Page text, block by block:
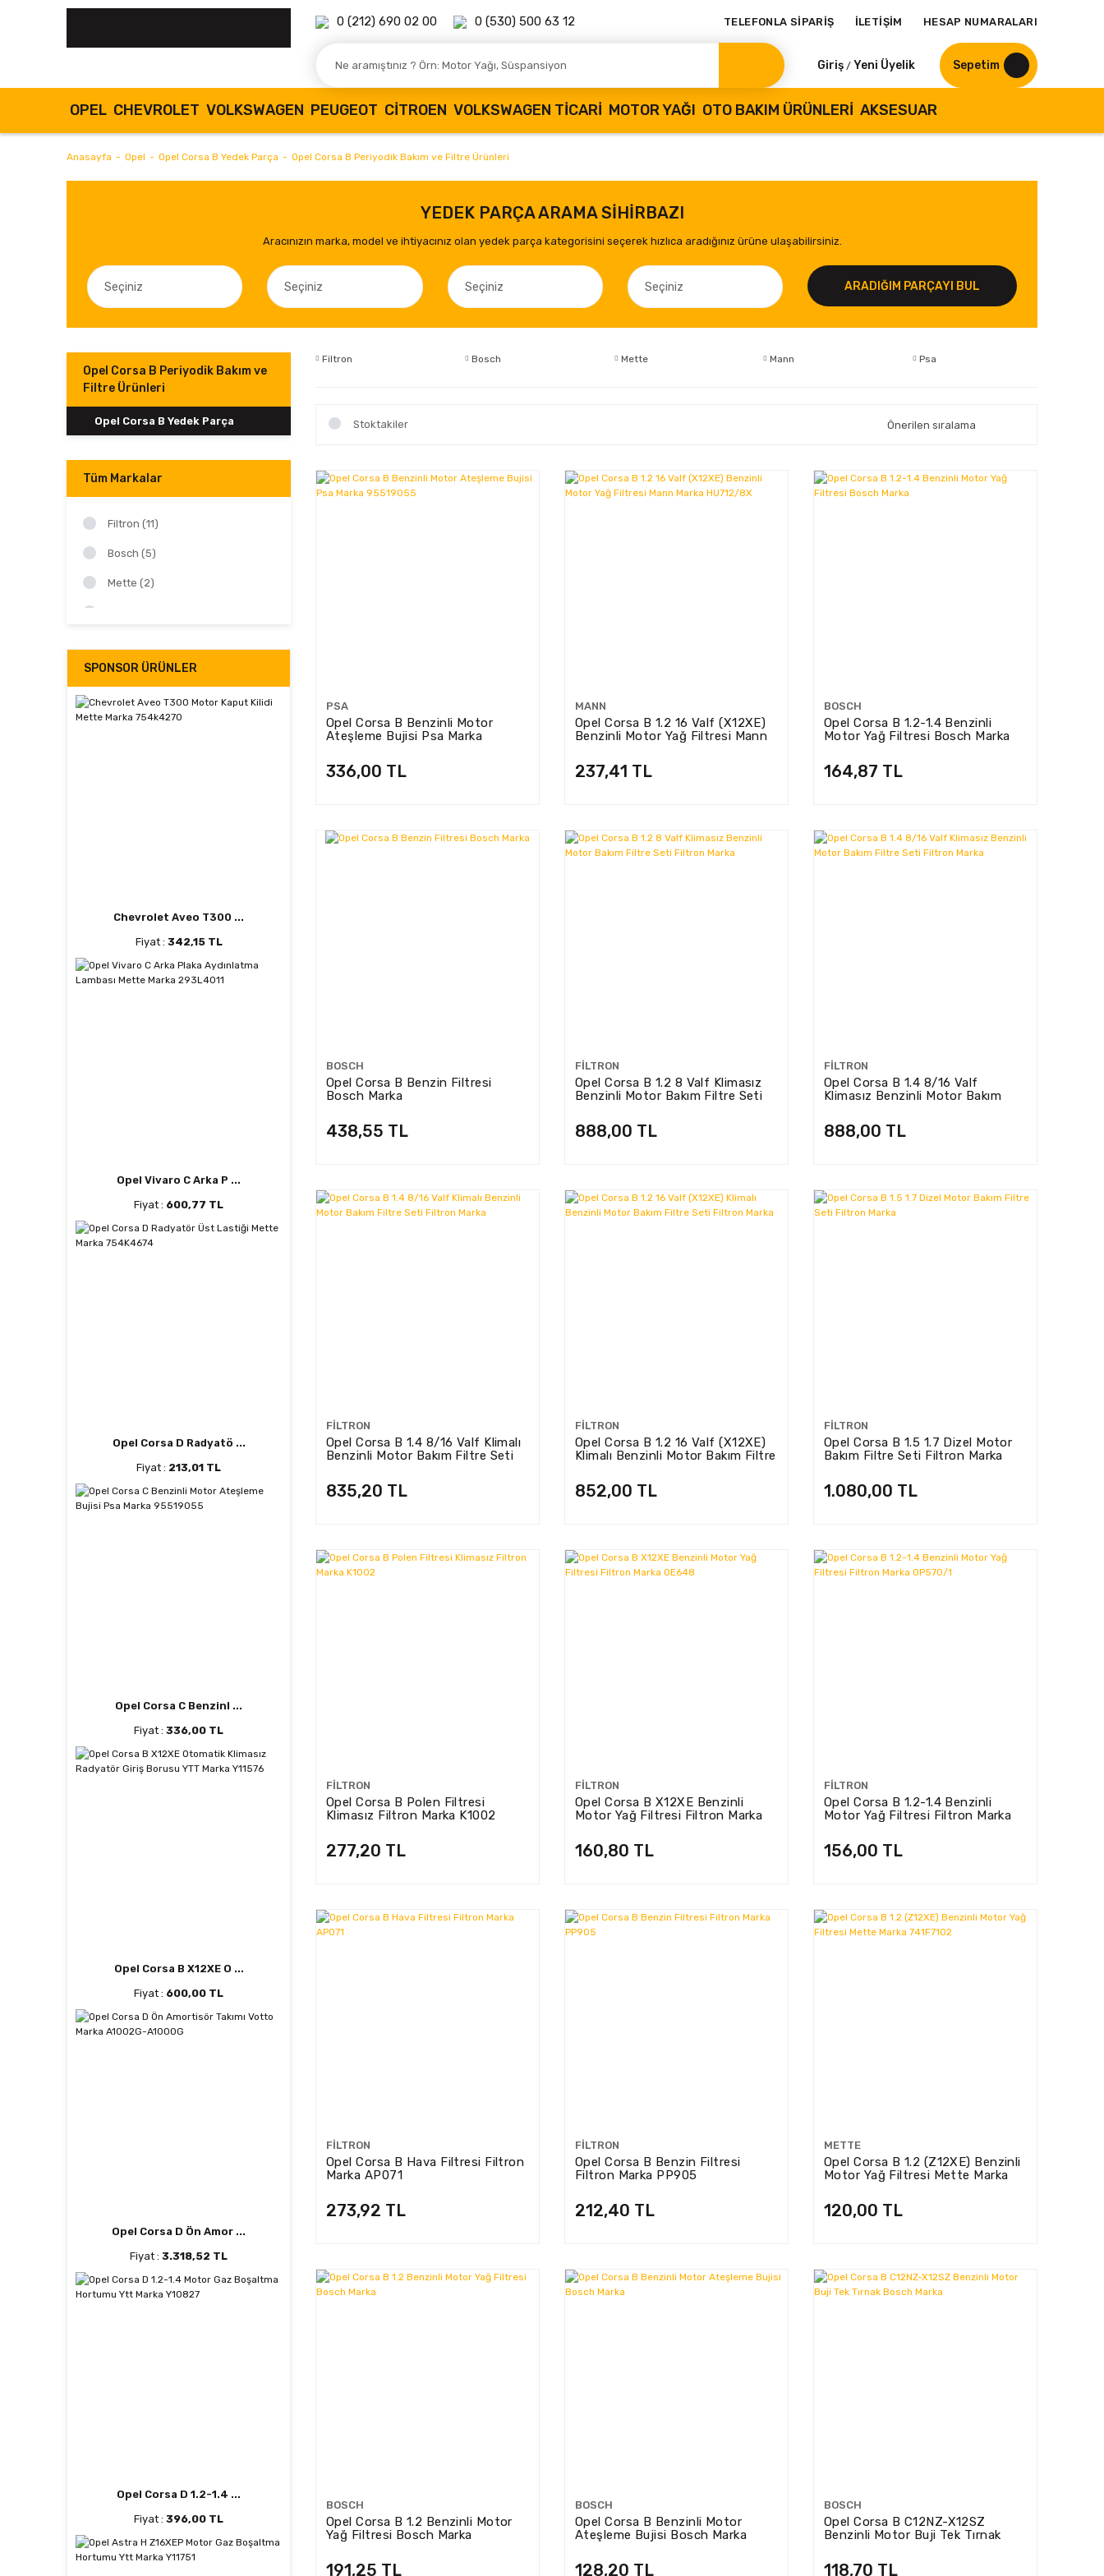
0 (212) 690 02 00 0 (530) 500 63 12 TELEFONLA SİPARİŞ İLETİŞİM HESAP NUMARALARI
Giriş / Yeni Üyelik Sepetim
OPEL CHEVROLET VOLKSWAGEN PEUGEOT CITROEN VOLKSWAGEN TICARI MOTOR YAĞI OTO BAKIM ÜRÜNLERI AKSESUAR
Anasayfa Opel Opel Corsa B Yedek Parça Opel Corsa B Periyodik Bakım ve Filtre Ürünleri
YEDEK PARÇA ARAMA SİHİRBAZI
Aracınızın marka, model ve ihtiyacınız olan yedek parça kategorisini seçerek hızlıca aradığınız ürüne ulaşabilirsiniz.
ARADIĞIM PARÇAYI BUL
Opel Corsa B Periyodik Bakım ve
Filtre Ürünleri
Opel Corsa B Yedek Parça
Tüm Markalar
Filtron (11)
Bosch (5)
Mette (2)
SPONSOR ÜRÜNLER
Chevrolet Aveo T300 ...
Fiyat : 342,15 TL
Opel Vivaro C Arka P ...
Fiyat : 600,77 TL
Opel Corsa D Radyatö ...
Fiyat : 213,01 TL
Opel Corsa C Benzinl ...
Fiyat : 336,00 TL
Opel Corsa B X12XE O ...
Fiyat : 600,00 TL
Opel Corsa D Ön Amor ...
Fiyat : 3.318,52 TL
Opel Corsa D 1.2-1.4 ...
Fiyat : 396,00 TL
Filtron Bosch Mette Mann Psa
Stoktakiler
PSA
Opel Corsa B Benzinli Motor
Ateşleme Bujisi Psa Marka
336,00 TL
MANN
Opel Corsa B 1.2 16 Valf (X12XE)
Benzinli Motor Yağ Filtresi Mann
237,41 TL
BOSCH
Opel Corsa B 1.2-1.4 Benzinli
Motor Yağ Filtresi Bosch Marka
164,87 TL
BOSCH
Opel Corsa B Benzin Filtresi
Bosch Marka
438,55 TL
FILTRON
Opel Corsa B 1.2 8 Valf Klimasız
Benzinli Motor Bakım Filtre Seti
888,00 TL
FILTRON
Opel Corsa B 1.4 8/16 Valf
Klimasız Benzinli Motor Bakım
888,00 TL
FILTRON
Opel Corsa B 1.4 8/16 Valf Klimalı
Benzinli Motor Bakım Filtre Seti
835,20 TL
FILTRON
Opel Corsa B 1.2 16 Valf (X12XE)
Klimalı Benzinli Motor Bakım Filtre
852,00 TL
FILTRON
Opel Corsa B 1.5 1.7 Dizel Motor
Bakım Filtre Seti Filtron Marka
1.080,00 TL
FILTRON
Opel Corsa B Polen Filtresi
Klimasız Filtron Marka K1002
277,20 TL
FILTRON
Opel Corsa B X12XE Benzinli
Motor Yağ Filtresi Filtron Marka
160,80 TL
FILTRON
Opel Corsa B 1.2-1.4 Benzinli
Motor Yağ Filtresi Filtron Marka
156,00 TL
FILTRON
Opel Corsa B Hava Filtresi Filtron
Marka AP071
273,92 TL
FILTRON
Opel Corsa B Benzin Filtresi
Filtron Marka PP905
212,40 TL
METTE
Opel Corsa B 1.2 (Z12XE) Benzinli
Motor Yağ Filtresi Mette Marka
120,00 TL
BOSCH
Opel Corsa B 1.2 Benzinli Motor
Yağ Filtresi Bosch Marka
191,25 TL
BOSCH
Opel Corsa B Benzinli Motor
Ateşleme Bujisi Bosch Marka
128,20 TL
BOSCH
Opel Corsa B C12NZ-X12SZ
Benzinli Motor Buji Tek Tırnak
118,70 TL